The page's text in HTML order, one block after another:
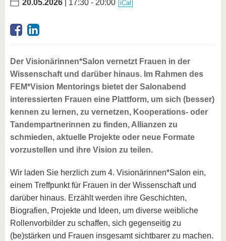
20.05.2026 | 17:30 - 20:00 iCal
Der Visionärinnen*Salon vernetzt Frauen in der
Wissenschaft und darüber hinaus. Im Rahmen des
FEM*Vision Mentorings bietet der Salonabend
interessierten Frauen eine Plattform, um sich (besser)
kennen zu lernen, zu vernetzen, Kooperations- oder
Tandempartnerinnen zu finden, Allianzen zu
schmieden, aktuelle Projekte oder neue Formate
vorzustellen und ihre Vision zu teilen.
Wir laden Sie herzlich zum 4. Visionärinnen*Salon ein,
einem Treffpunkt für Frauen in der Wissenschaft und
darüber hinaus. Erzählt werden ihre Geschichten,
Biografien, Projekte und Ideen, um diverse weibliche
Rollenvorbilder zu schaffen, sich gegenseitig zu
(be)stärken und Frauen insgesamt sichtbarer zu machen.